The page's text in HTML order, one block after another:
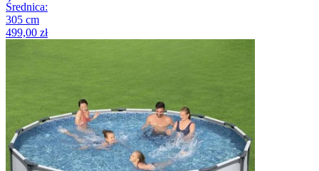
Średnica:
305 cm
499,00 zł